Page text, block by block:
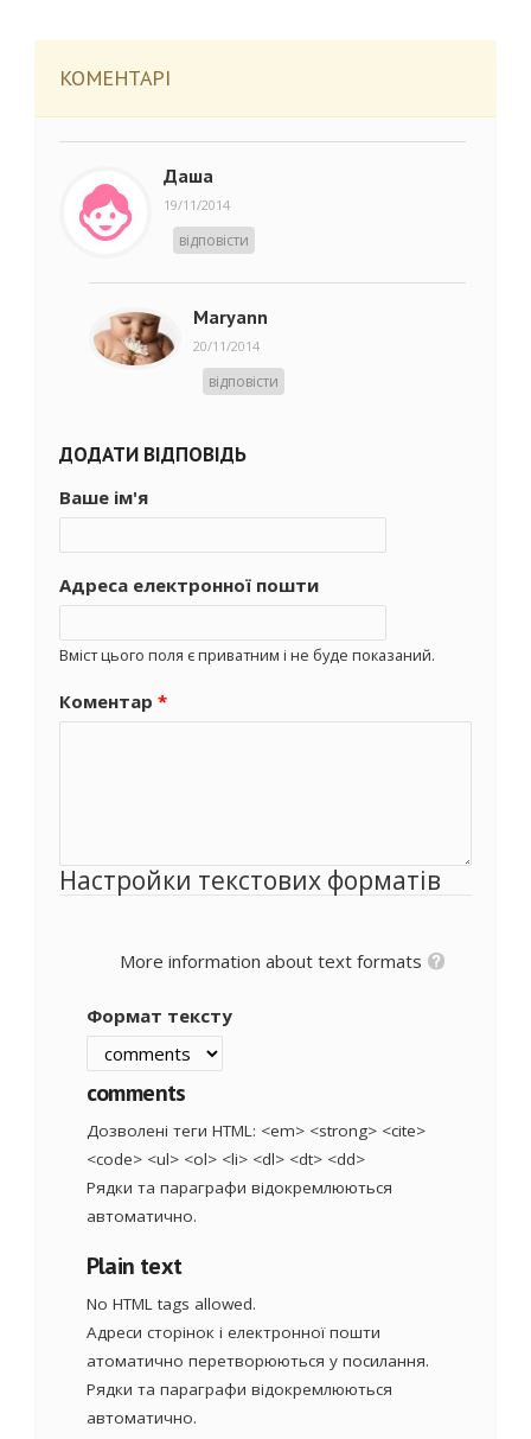
КОМЕНТАРІ
Даша
19/11/2014
відповісти
Maryann
20/11/2014
відповісти
ДОДАТИ ВІДПОВІДЬ
Ваше ім'я
Адреса електронної пошти
Вміст цього поля є приватним і не буде показаний.
Коментар *
Настройки текстових форматів
More information about text formats
Формат тексту
comments
Дозволені теги HTML: <em> <strong> <cite>
<code> <ul> <ol> <li> <dl> <dt> <dd>
Рядки та параграфи відокремлюються
автоматично.
Plain text
No HTML tags allowed.
Адреси сторінок і електронної пошти
атоматично перетворюються у посилання.
Рядки та параграфи відокремлюються
автоматично.